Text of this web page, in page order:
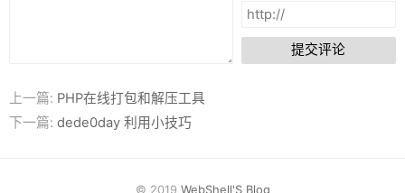
提交评论
上一篇: PHP在线打包和解压工具
下一篇: dede0day 利用小技巧
© 2019 WebShell'S Blog